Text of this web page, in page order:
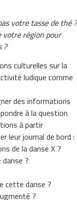
votre tasse de thé ?
région pour
?
culturelles sur la
ludique comme
des informations
à la question
à partir
leur journal de bord :
de la danse X ?
?
cette danse ?
?